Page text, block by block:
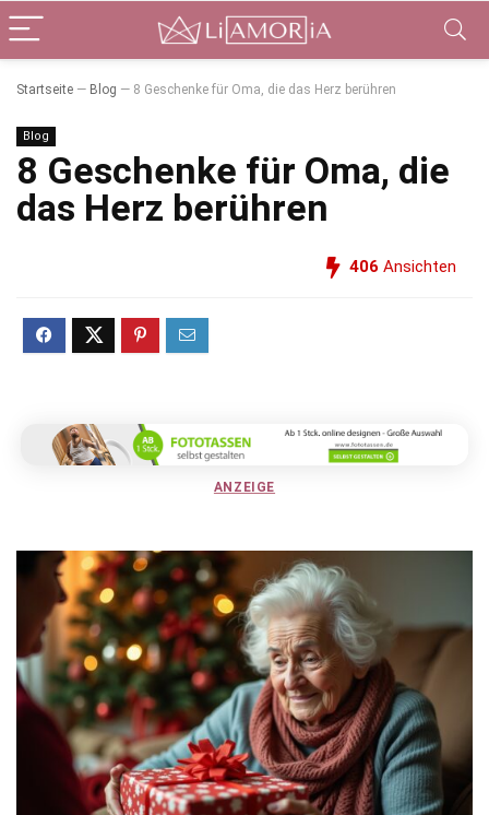
Startseite — Blog — 8 Geschenke für Oma, die das Herz berühren
Blog
8 Geschenke für Oma, die
das Herz berühren
406 Ansichten
ANZEIGE